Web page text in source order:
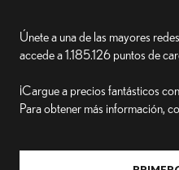
Únete a una de las mayores
accede a1.185.126 puntos de
¡Cargue a precios fantásticos
Para obtener más información,